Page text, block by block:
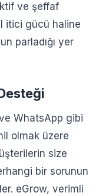
ve şeffaf
itici gücü haline
parladığı yer
WhatsApp gibi
olmak üzere
size
bir sorunun
eGrow, verimli